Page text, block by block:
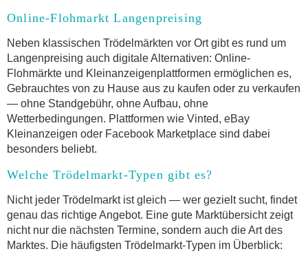
Online-Flohmarkt Langenpreising
Neben klassischen Trödelmärkten vor Ort gibt es rund um
Langenpreising auch digitale Alternativen: Online-
Flohmärkte und Kleinanzeigenplattformen ermöglichen es,
Gebrauchtes von zu Hause aus zu kaufen oder zu verkaufen
— ohne Standgebühr, ohne Aufbau, ohne
Wetterbedingungen. Plattformen wie Vinted, eBay
Kleinanzeigen oder Facebook Marketplace sind dabei
besonders beliebt.
Welche Trödelmarkt-Typen gibt es?
Nicht jeder Trödelmarkt ist gleich — wer gezielt sucht, findet
genau das richtige Angebot. Eine gute Marktübersicht zeigt
nicht nur die nächsten Termine, sondern auch die Art des
Marktes. Die häufigsten Trödelmarkt-Typen im Überblick: